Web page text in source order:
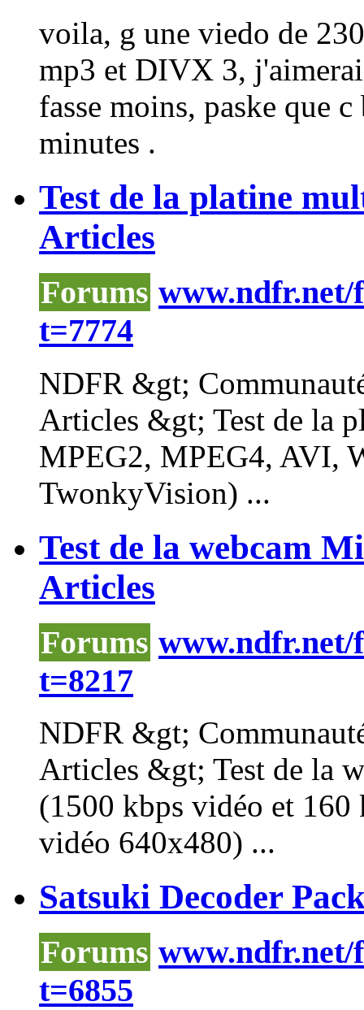
voila, g une viedo de
mp3 et DIVX 3,
fasse moins, paske que
minutes .
Test de la platine
Articles
Forums www.ndfr.net/
t=7774
NDFR &gt;
Articles &gt; Test de la
MPEG2, MPEG4, AVI,
TwonkyVision) ...
Test de la webcam
Articles
Forums www.ndfr.net/
t=8217
NDFR &gt;
Articles &gt; Test de la
(1500 kbps vidéo et 160
vidéo 640x480) ...
Satsuki Decoder
Forums www.ndfr.net/
t=6855